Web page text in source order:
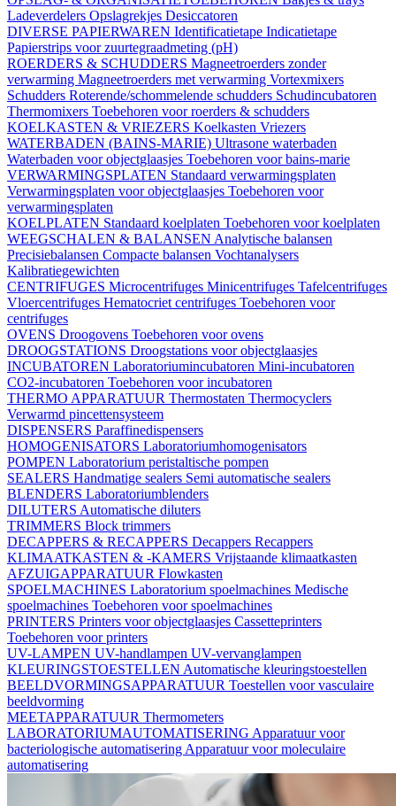
Ladeverdelers Opslagrekjes Desiccatoren
DIVERSE PAPIERWAREN Identificatietape Indicatietape
Papierstrips voor zuurtegraadmeting (pH)
ROERDERS & SCHUDDERS Magneetroerders zonder
verwarming Magneetroerders met verwarming Vortexmixers
Schudders Roterende/schommelende schudders Schudincubatoren
Thermomixers Toebehoren voor roerders & schudders
KOELKASTEN & VRIEZERS Koelkasten Vriezers
WATERBADEN (BAINS-MARIE) Ultrasone waterbaden
Waterbaden voor objectglaasjes Toebehoren voor bains-marie
VERWARMINGSPLATEN Standaard verwarmingsplaten
Verwarmingsplaten voor objectglaasjes Toebehoren voor
verwarmingsplaten
KOELPLATEN Standaard koelplaten Toebehoren voor koelplaten
WEEGSCHALEN & BALANSEN Analytische balansen
Precisiebalansen Compacte balansen Vochtanalysers
Kalibratiegewichten
CENTRIFUGES Microcentrifuges Minicentrifuges Tafelcentrifuges
Vloercentrifuges Hematocriet centrifuges Toebehoren voor
centrifuges
OVENS Droogovens Toebehoren voor ovens
DROOGSTATIONS Droogstations voor objectglaasjes
INCUBATOREN Laboratoriumincubatoren Mini-incubatoren
CO2-incubatoren Toebehoren voor incubatoren
THERMO APPARATUUR Thermostaten Thermocyclers
Verwarmd pincettensysteem
DISPENSERS Paraffinedispensers
HOMOGENISATORS Laboratoriumhomogenisators
POMPEN Laboratorium peristaltische pompen
SEALERS Handmatige sealers Semi automatische sealers
BLENDERS Laboratoriumblenders
DILUTERS Automatische diluters
TRIMMERS Block trimmers
DECAPPERS & RECAPPERS Decappers Recappers
KLIMAATKASTEN & -KAMERS Vrijstaande klimaatkasten
AFZUIGAPPARATUUR Flowkasten
SPOELMACHINES Laboratorium spoelmachines Medische
spoelmachines Toebehoren voor spoelmachines
PRINTERS Printers voor objectglaasjes Cassetteprinters
Toebehoren voor printers
UV-LAMPEN UV-handlampen UV-vervanglampen
KLEURINGSTOESTELLEN Automatische kleuringstoestellen
BEELDVORMINGSAPPARATUUR Toestellen voor vasculaire
beeldvorming
MEETAPPARATUUR Thermometers
LABORATORIUMAUTOMATISERING Apparatuur voor
bacteriologische automatisering Apparatuur voor moleculaire
automatisering